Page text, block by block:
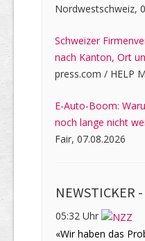
Nordwestschweiz,
Schweizer
nach Kanton, Ort
press.com / HELP
E-Auto-Boom:
noch lange nicht
Fair, 07.08.2026
NEWSTICKER -
05:32 Uhr
«Wir haben das